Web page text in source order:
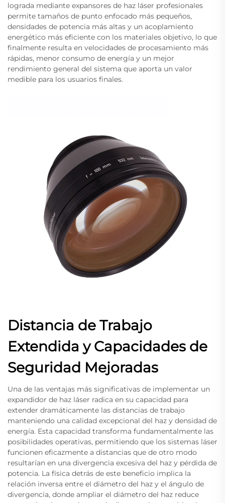
lograda mediante expansores de haz láser profesionales
permite tamaños de punto enfocado más pequeños,
densidades de potencia más altas y un acoplamiento
energético más eficiente con los materiales objetivo, lo que
finalmente resulta en velocidades de procesamiento más
rápidas, menor consumo de energía y un mejor
rendimiento general del sistema que aporta un valor
medible para los usuarios finales.
Distancia de Trabajo
Extendida y Capacidades de
Seguridad Mejoradas
Una de las ventajas más significativas de implementar un
expandidor de haz láser radica en su capacidad para
extender dramáticamente las distancias de trabajo
manteniendo una calidad excepcional del haz y densidad de
energía. Esta capacidad transforma fundamentalmente las
posibilidades operativas, permitiendo que los sistemas láser
funcionen eficazmente a distancias que de otro modo
resultarían en una divergencia excesiva del haz y pérdida de
potencia. La física detrás de este beneficio implica la
relación inversa entre el diámetro del haz y el ángulo de
divergencia, donde ampliar el diámetro del haz reduce